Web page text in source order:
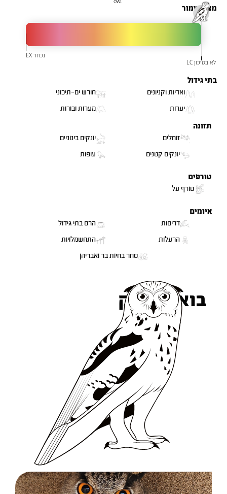
מצב שימור
בתי גידול
ואדיות וקניונים
חורש ים-תיכוני
יערות
מערות ובורות
תזונה
זוחלים
יונקים בינוניים
יונקים קטנים
עופות
טורפים
טורף על
איומים
דריסות
הרס בתי גידול
הרעלות
התחשמלויות
סחר בחיות בר ואבריהן
בואו לשחק